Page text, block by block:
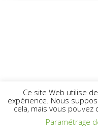
Ce site Web utilise
expérience. Nous
cela, mais vous
Paramétrage